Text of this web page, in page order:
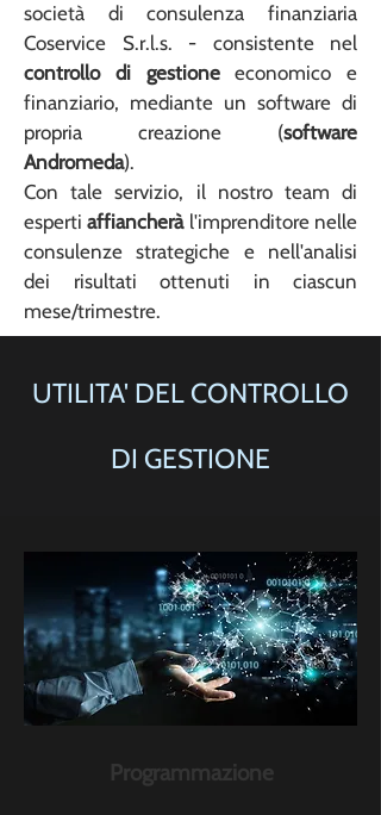
società di consulenza finanziaria
Coservice S.r.l.s. - consistente nel
controllo di gestioneeconomico e
finanziario, mediante un software di
propria creazione (software
Andromeda).
Con tale servizio, il nostro team di
espertiaffiancherà l'imprenditore nelle
consulenze strategiche e nell'analisi
dei risultati ottenuti in ciascun
mese/trimestre.
UTILITA' DEL CONTROLLO
DI GESTIONE
Programmazione